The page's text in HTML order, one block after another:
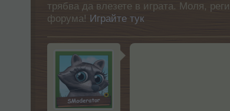
трябва да влезете в играта. Моля,
форума! Играйте тук